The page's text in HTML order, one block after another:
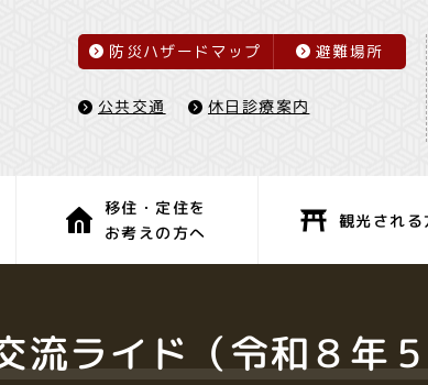
防災ハザードマップ 避難場所
公共交通 休日診療案内
移住・定住を
お考えの方へ
観光される
流ライド（令和８年５